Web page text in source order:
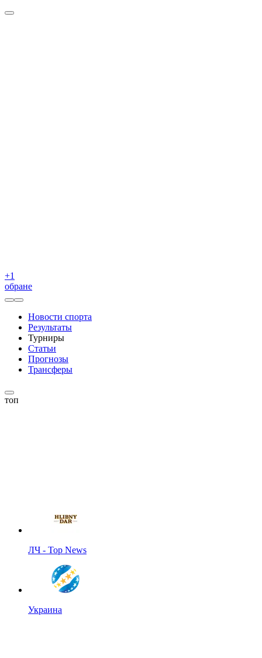
+1
обране
Новости спорта
Результаты
Турниры
Статьи
Прогнозы
Трансферы
топ
ЛЧ - Top News
Украина